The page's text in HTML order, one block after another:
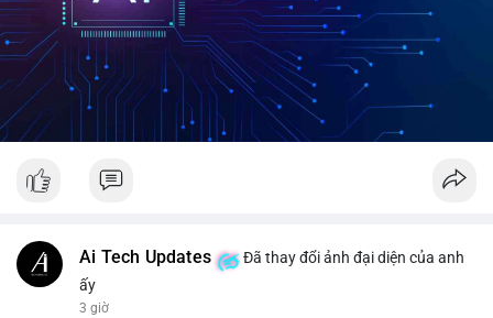
Ai Tech Updates
Đã thay đổi ảnh đại diện của anh
ấy
3 giờ